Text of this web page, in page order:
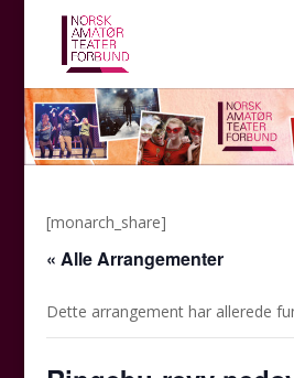
[monarch_share]
« Alle Arrangementer
Dette arrangement har allerede